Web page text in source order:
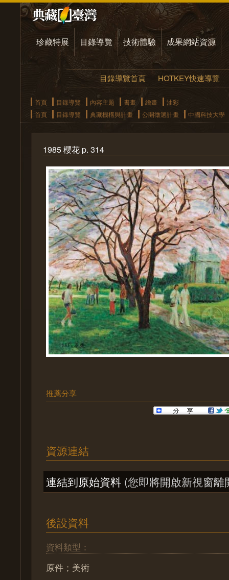
珍藏特展 目錄導覽 技術體驗 成果網站資源
目錄導覽首頁 HOTKEY快速導覽
首頁 目錄導覽 內容主題 書畫 繪畫
油彩
首頁
目錄導覽 典藏機構與計畫 公開徵選計畫 中國科技大學
1985 櫻花 p. 314
推薦分享
資源連結
連結到原始資料 (您即將開啟新視窗離
後設資料
資料類型：
原件；美術